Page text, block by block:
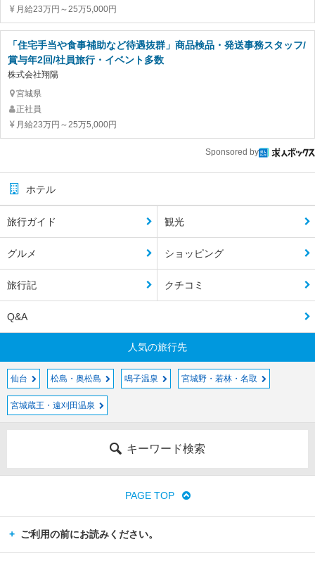
月給23万円～25万5,000円
「住宅手当や食事補助など待遇抜群」商品検品・発送事務スタッフ/
賞与年2回/社員旅行・イベント多数
株式会社翔陽
宮城県
正社員
月給23万円～25万5,000円
Sponsored by
ホテル
旅行ガイド 観光
グルメ ショッピング
旅行記 クチコミ
Q&A
人気の旅行先
仙台 松島・奥松島 鳴子温泉 宮城野・若林・名取
宮城蔵王・遠刈田温泉
キーワード検索
PAGE TOP
ご利用の前にお読みください。